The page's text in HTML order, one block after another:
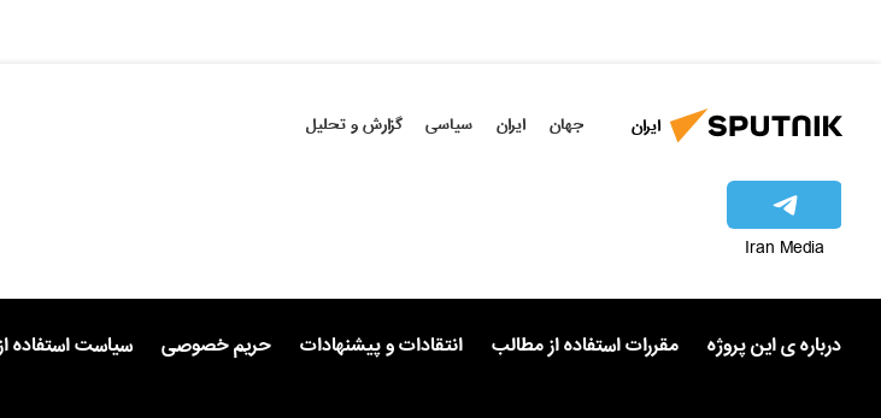
ایران جهان ایران سیاسی گزارش و تحلیل
Iran Media
درباره ی این پروژه مقررات استفاده از مطالب انتقادات و پیشنهادات حریم خصوصی سیاست استفاده